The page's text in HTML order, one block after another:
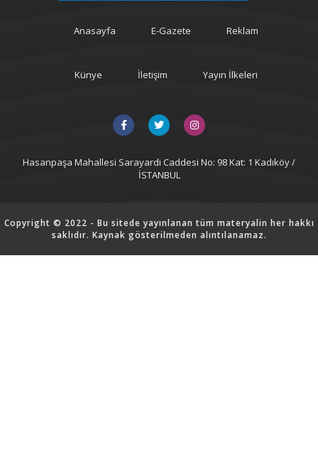
Anasayfa E-Gazete Reklam
Künye İletişim Yayın İlkeleri
Hasanpaşa Mahallesi Sarayardi Caddesi No: 98 Kat: 1 Kadıköy /
İSTANBUL
Copyright © 2022 - Bu sitede yayınlanan tüm materyalin her hakkı
saklıdır. Kaynak gösterilmeden alıntılanamaz.